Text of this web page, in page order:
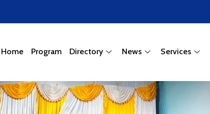
Home Program Directory News Services